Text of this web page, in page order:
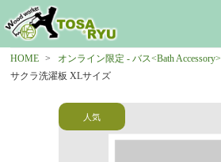
HOME
オンライン限定 - バス<Bath Accessory>
サクラ洗濯板 XLサイズ